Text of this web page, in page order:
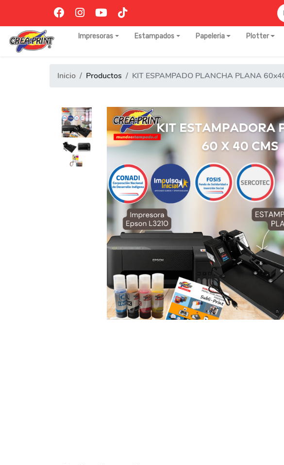
Impresoras Estampados Papeleria Plotter
Inicio Productos KIT ESPAMPADO PLANCHA PLANA